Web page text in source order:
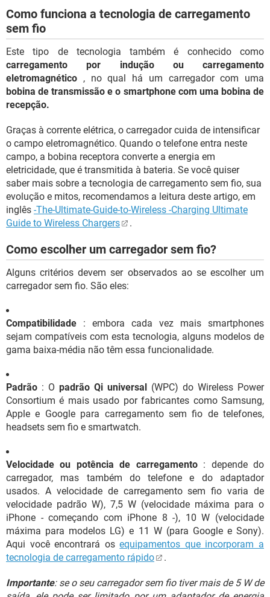
Como funciona a tecnologia de carregamento
sem fio
Este tipo de tecnologia também é conhecido como
carregamento por indução ou carregamento
eletromagnético , no qual há um carregador com uma
bobina de transmissão e o smartphone com uma bobina de
recepção.
Graças à corrente elétrica, o carregador cuida de intensificar
o campo eletromagnético. Quando o telefone entra neste
campo, a bobina receptora converte a energia em
eletricidade, que é transmitida à bateria. Se você quiser
saber mais sobre a tecnologia de carregamento sem fio, sua
evolução e mitos, recomendamos a leitura deste artigo, em
inglês -The-Ultimate-Guide-to-Wireless -Charging Ultimate
Guide to Wireless Chargers
.
Como escolher um carregador sem fio?
Alguns critérios devem ser observados ao se escolher um
carregador sem fio. São eles:
Compatibilidade : embora cada vez mais smartphones
sejam compatíveis com esta tecnologia, alguns modelos de
gama baixa-média não têm essa funcionalidade.
Padrão : O padrão Qi universal (WPC) do Wireless Power
Consortium é mais usado por fabricantes como Samsung,
Apple e Google para carregamento sem fio de telefones,
headsets sem fio e smartwatch.
Velocidade ou potência de carregamento: depende do
carregador, mas também do telefone e do adaptador
usados. A velocidade de carregamento sem fio varia de
velocidade padrão W), 7,5 W (velocidade máxima para o
iPhone - começando com iPhone 8 -), 10 W (velocidade
máxima para modelos LG) e 11 W (para Google e Sony).
Aqui você encontrará osequipamentos que incorporam a
tecnologia de carregamento rápido
.
Importante: se o seu carregador sem fio tiver mais de 5 W de